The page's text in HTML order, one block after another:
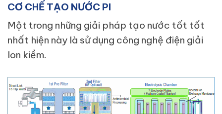
CƠ CHẾ TẠO NƯỚC PI
Một trong những giải pháp tạo nước tốt tốt
nhất hiện này là sử dụng công nghệ điện giải
Ion kiềm.